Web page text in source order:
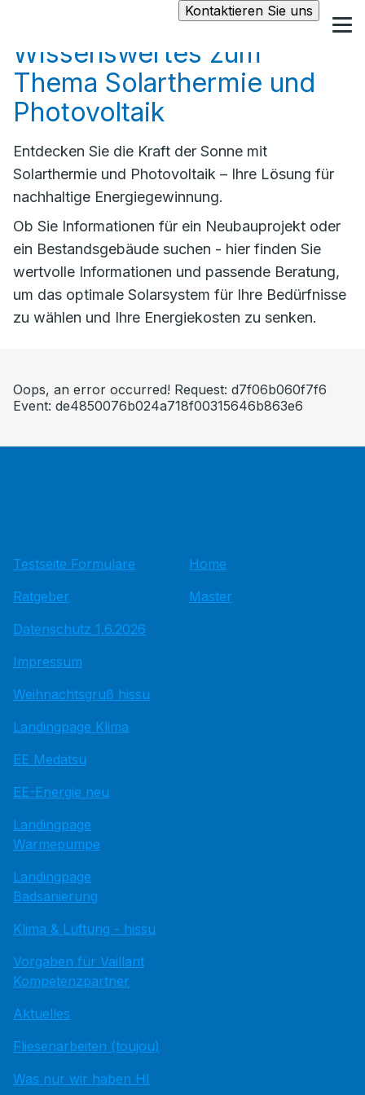
Kontaktieren Sie uns
Wissenswertes zum
Thema Solarthermie und
Photovoltaik
Entdecken Sie die Kraft der Sonne mit
Solarthermie und Photovoltaik – Ihre Lösung für
nachhaltige Energiegewinnung.
Ob Sie Informationen für ein Neubauprojekt oder
ein Bestandsgebäude suchen - hier finden Sie
wertvolle Informationen und passende Beratung,
um das optimale Solarsystem für Ihre Bedürfnisse
zu wählen und Ihre Energiekosten zu senken.
Oops, an error occurred! Request: d7f06b060f7f6
Event: de4850076b024a718f00315646b863e6
Testseite Formulare
Ratgeber
Datenschutz 1.6.2026
Impressum
Weihnachtsgruß hissu
Landingpage Klima
EE Medatsu
EE-Energie neu
Landingpage
Wärmepumpe
Landingpage
Badsanierung
Klima & Lüftung - hissu
Vorgaben für Vaillant
Kompetenzpartner
Aktuelles
Fliesenarbeiten (toujou)
Was nur wir haben HI
Home
Master